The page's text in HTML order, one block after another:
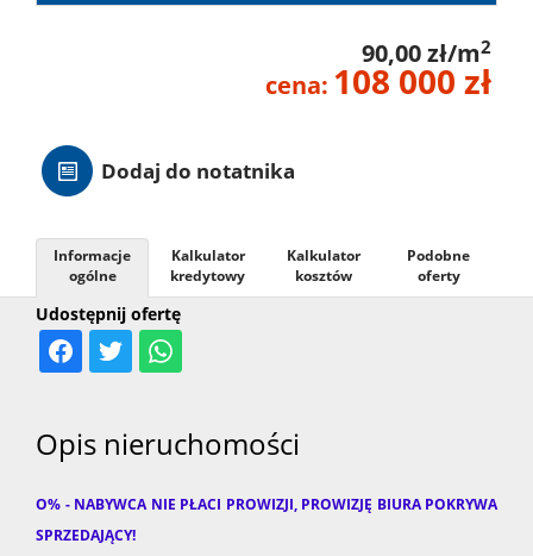
Lokale
90,00 zł/m2
cena: 108 000 zł
Dodaj do notatnika
Udostępnij ofertę
Informacje
ogólne
Kalkulator
kredytowy
Kalkulator
kosztów
Podobne
oferty
Opis nieruchomości
O% - NABYWCA NIE PŁACI PROWIZJI, PROWIZJĘ BIURA POKRYWA
SPRZEDAJĄCY!